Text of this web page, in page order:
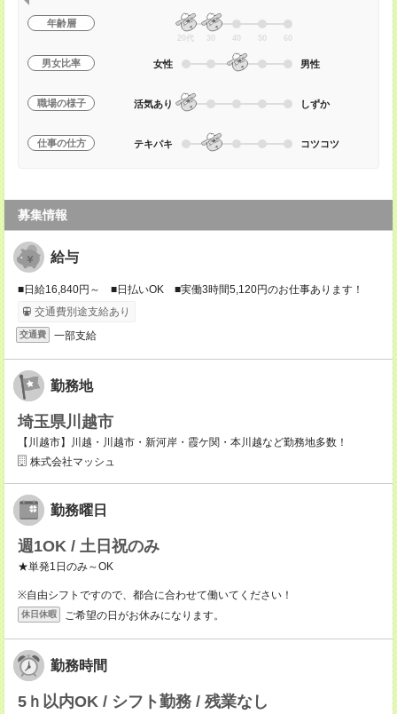
年齢層
20代 30 40 50 60
男女比率 女性 男性
職場の様子 活気あり しずか
仕事の仕方 テキパキ コツコツ
募集情報
給与
■日給16,840円～ ■日払いOK ■実働3時間5,120円のお仕事あります！
交通費別途支給あり
交通費 一部支給
勤務地
埼玉県川越市
【川越市】川越・川越市・新河岸・霞ケ関・本川越など勤務地多数！
株式会社マッシュ
勤務曜日
週1OK / 土日祝のみ
★単発1日のみ～OK
※自由シフトですので、都合に合わせて働いてください！
休日休暇 ご希望の日がお休みになります。
勤務時間
5ｈ以内OK / シフト勤務 / 残業なし